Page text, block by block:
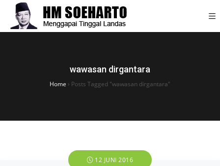
wawasan dirgantara
Home › Posts Tagged "wawasan dirgantara"
12 JUNI 2016